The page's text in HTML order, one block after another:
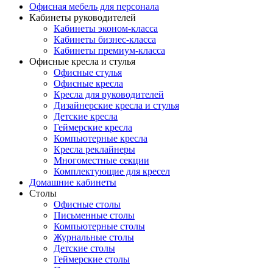
Офисная мебель для персонала
Кабинеты руководителей
Кабинеты эконом-класса
Кабинеты бизнес-класса
Кабинеты премиум-класса
Офисные кресла и стулья
Офисные стулья
Офисные кресла
Кресла для руководителей
Дизайнерские кресла и стулья
Детские кресла
Геймерские кресла
Компьютерные кресла
Кресла реклайнеры
Многоместные секции
Комплектующие для кресел
Домашние кабинеты
Столы
Офисные столы
Письменные столы
Компьютерные столы
Журнальные столы
Детские столы
Геймерские столы